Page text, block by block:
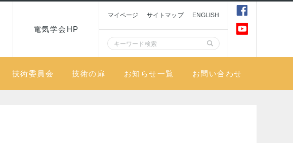
電気学会HP
マイページ サイトマップ ENGLISH
技術委員会 技術の扉 お知らせ一覧 お問い合わせ